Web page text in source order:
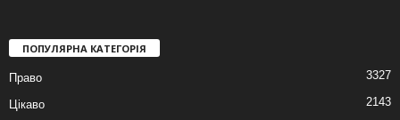
ПОПУЛЯРНА КАТЕГОРІЯ
Право 3327
Цікаво 2143